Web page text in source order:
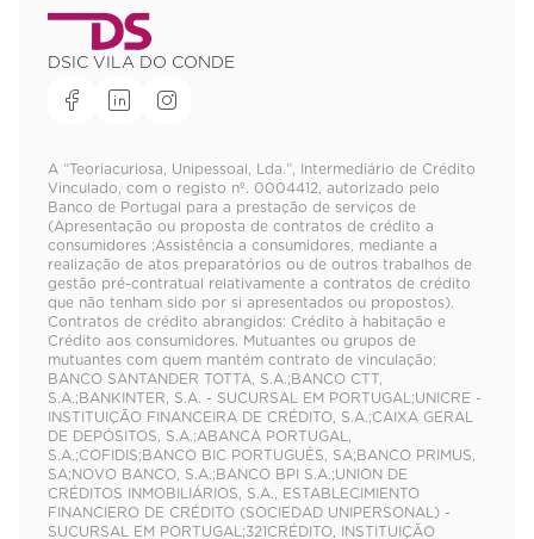
DSIC VILA DO CONDE
A “Teoriacuriosa, Unipessoal, Lda.”, Intermediário de Crédito
Vinculado, com o registo nº. 0004412, autorizado pelo
Banco de Portugal para a prestação de serviços de
(Apresentação ou proposta de contratos de crédito a
consumidores ;Assistência a consumidores, mediante a
realização de atos preparatórios ou de outros trabalhos de
gestão pré-contratual relativamente a contratos de crédito
que não tenham sido por si apresentados ou propostos).
Contratos de crédito abrangidos: Crédito à habitação e
Crédito aos consumidores. Mutuantes ou grupos de
mutuantes com quem mantém contrato de vinculação:
BANCO SANTANDER TOTTA, S.A.;BANCO CTT,
S.A.;BANKINTER, S.A. - SUCURSAL EM PORTUGAL;UNICRE -
INSTITUIÇÃO FINANCEIRA DE CRÉDITO, S.A.;CAIXA GERAL
DE DEPÓSITOS, S.A.;ABANCA PORTUGAL,
S.A.;COFIDIS;BANCO BIC PORTUGUÊS, SA;BANCO PRIMUS,
SA;NOVO BANCO, S.A.;BANCO BPI S.A.;UNION DE
CRÉDITOS INMOBILIÁRIOS, S.A., ESTABLECIMIENTO
FINANCIERO DE CRÉDITO (SOCIEDAD UNIPERSONAL) -
SUCURSAL EM PORTUGAL;321CRÉDITO, INSTITUIÇÃO